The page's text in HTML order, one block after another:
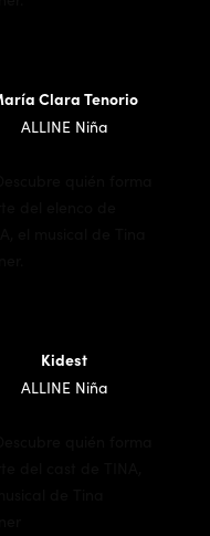
Clara Tenorio
ALLINE Niña
Kidest
ALLINE Niña